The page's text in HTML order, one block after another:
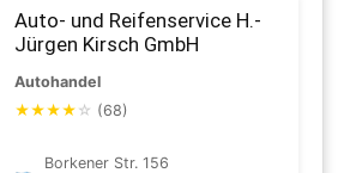
Auto- und Reifenservice H.-
Jürgen Kirsch GmbH
Autohandel
★★★★ ☆ (68)
Borkener Str. 156